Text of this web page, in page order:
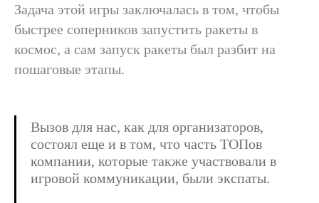
Задача этой игры заключалась в том, чтобы
быстрее соперников запустить ракеты в
космос, а сам запуск ракеты был разбит на
пошаговые этапы.
Вызов для нас, как для организаторов,
состоял еще и в том, что часть ТОПов
компании, которые также участвовали в
игровой коммуникации, были экспаты.
/свяжитесь с нами,
Заказать проект